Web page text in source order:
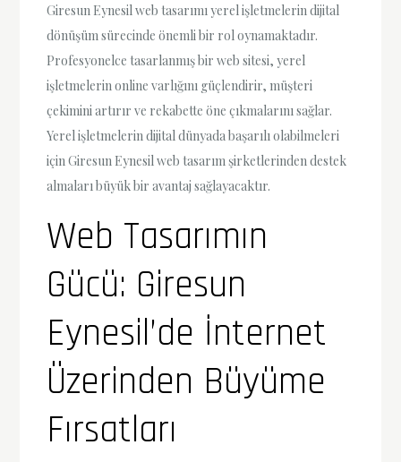
Giresun Eynesil web tasarımı yerel işletmelerin dijital
dönüşüm sürecinde önemli bir rol oynamaktadır.
Profesyonelce tasarlanmış bir web sitesi, yerel
işletmelerin online varlığını güçlendirir, müşteri
çekimini artırır ve rekabette öne çıkmalarını sağlar.
Yerel işletmelerin dijital dünyada başarılı olabilmeleri
için Giresun Eynesil web tasarım şirketlerinden destek
almaları büyük bir avantaj sağlayacaktır.
Web Tasarımın
Gücü: Giresun
Eynesil’de İnternet
Üzerinden Büyüme
Fırsatları